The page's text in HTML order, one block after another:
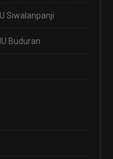
Siwalanpanji
Buduran